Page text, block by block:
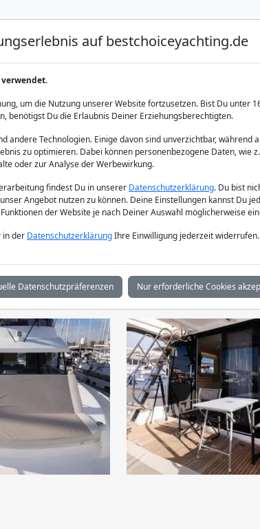
Yacht Charter Yacht Charter Yacht
auf bestchoiceyachting.de
um die Nutzung unserer Website fortzusetzen. Bist Du unter
benötigst Du die Erlaubnis Deiner Erziehungsberechtigten.
andere Technologien. Einige davon sind unverzichtbar, während
zu optimieren. Dabei können personenbezogene Daten, wie
oder zur Analyse der Werbewirkung.
findest Du in unserer Datenschutzerklärung. Du bist
Angebot nutzen zu können. Deine Einstellungen kannst Du
der Website je nach Deiner Auswahl möglicherweise
in der DatenschutzerklärungIhre Einwilligung jederzeit widerrufen.
Datenschutzpräferenzen Nur erforderliche Cookies